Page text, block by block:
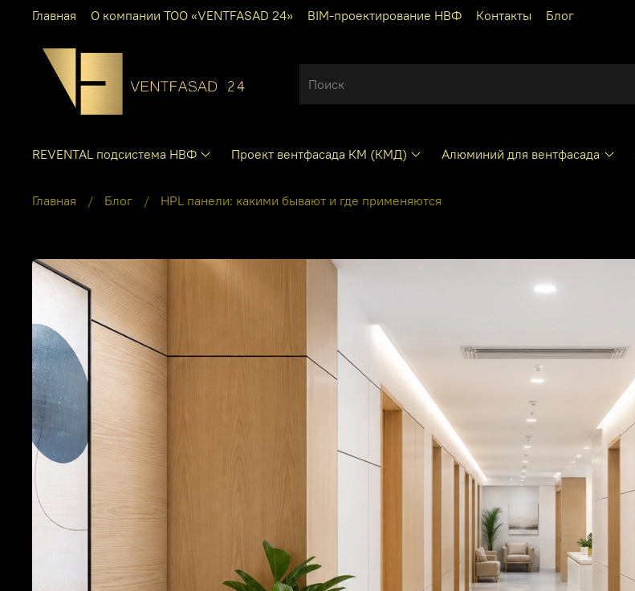
Главная О компании ТОО «VENTFASAD 24» BIM-проектирование НВФ Контакты Блог
REVENTAL подсистема НВФ Проект вентфасада КМ (КМД) Алюминий для вентфасада
Главная Блог HPL панели: какими бывают и где применяются